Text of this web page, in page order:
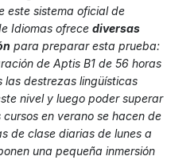
este sistema oficial de
Idiomas ofrece diversas
para preparar esta prueba:
de Aptis B1 de 56 horas
destrezas lingüísticas
nivel y luego poder superar
en verano se hacen de
de clase diarias de lunes a
una pequeña inmersión